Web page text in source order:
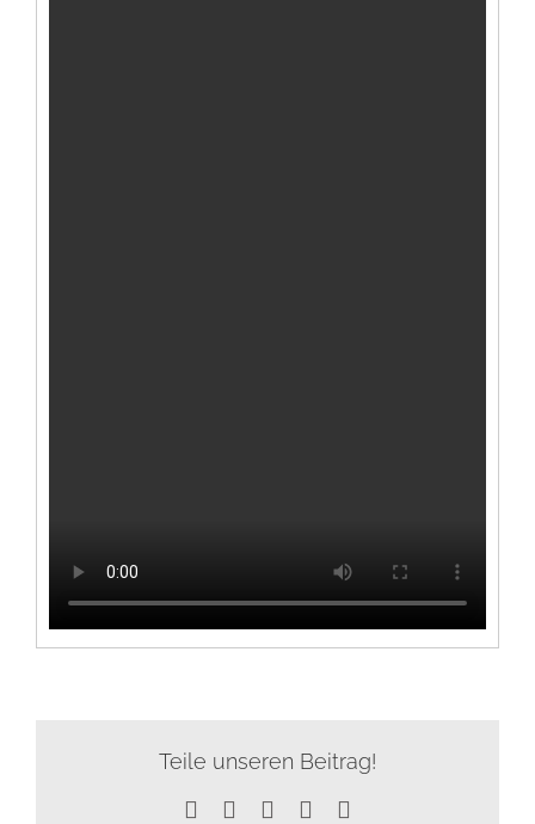
Teile unseren Beitrag!
Facebook WhatsApp
Tumblr